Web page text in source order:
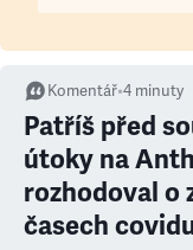
Komentář•4 minuty
Patříš před
útoky na
rozhodoval o
časech